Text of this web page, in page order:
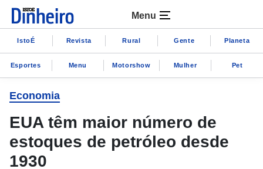
Menu
IstoÉ Revista Rural Gente Planeta
Esportes Menu Motorshow Mulher Pet
Economia
EUA têm maior número de
estoques de petróleo desde
1930